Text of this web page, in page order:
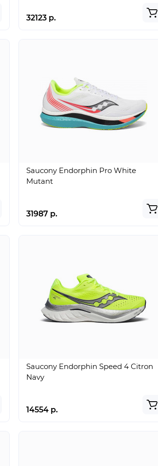
32123 р.
Saucony Endorphin Pro White
Mutant
31987 р.
Saucony Endorphin Speed 4 Citron
Navy
14554 р.